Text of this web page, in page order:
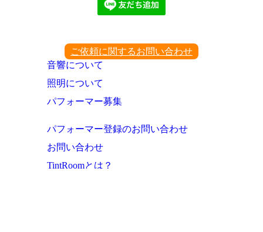
ご依頼に関するお問い合わせ
音響について
照明について
パフォーマー募集
パフォーマー登録のお問い合わせ
お問い合わせ
TintRoomとは？